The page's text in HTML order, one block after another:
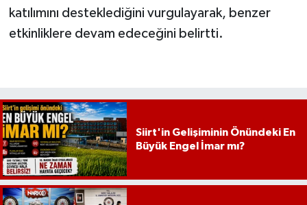
katılımını desteklediğini vurgulayarak, benzer
etkinliklere devam edeceğini belirtti.
Siirt'in Gelişiminin Önündeki En
Büyük Engel İmar mı?